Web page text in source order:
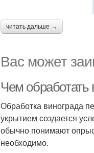
читать дальше →
Вас может
Чем обработать
Обработка винограда
укрытием создается
обычно понимают
необходимо.